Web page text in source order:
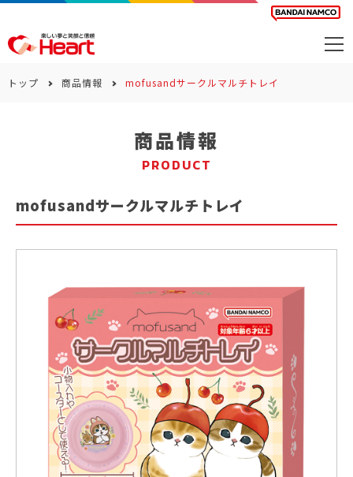
サステナビリティ
トップ 商品情報 mofusandサークルマルチトレイ
商品情報
PRODUCT
mofusandサークルマルチトレイ